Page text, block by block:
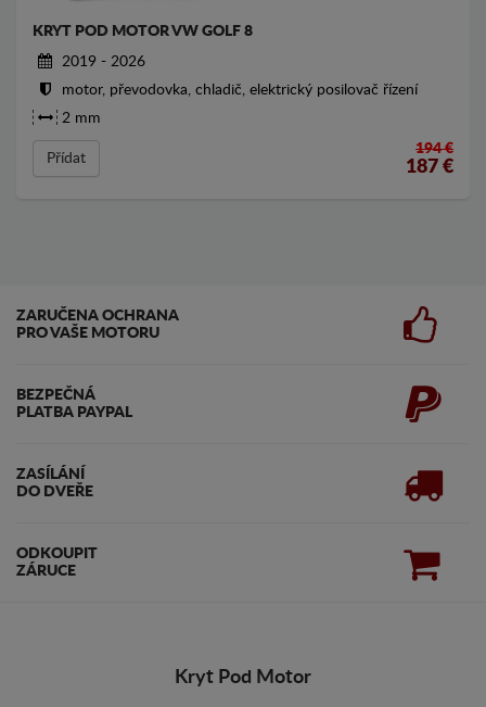
KRYT POD MOTOR VW GOLF 8
2019 - 2026
motor, převodovka, chladič, elektrický posilovač řízení
2 mm
Přídat
194 €
187 €
ZARUČENA OCHRANA
PRO VAŠE MOTORU
BEZPEČNÁ
PLATBA PAYPAL
ZASÍLÁNÍ
DO DVEŘE
ODKOUPIT
ZÁRUCE
Kryt Pod Motor